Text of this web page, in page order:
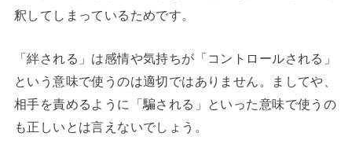
釈してしまっているためです。
「絆される」は感情や気持ちが「コントロールされる」
という意味で使うのは適切ではありません。ましてや、
相手を責めるように「騙される」といった意味で使うの
も正しいとは言えないでしょう。